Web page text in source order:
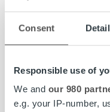
Consent
Responsible use of
We and our 980
e.g. your IP-number,
elinkaarimalliin